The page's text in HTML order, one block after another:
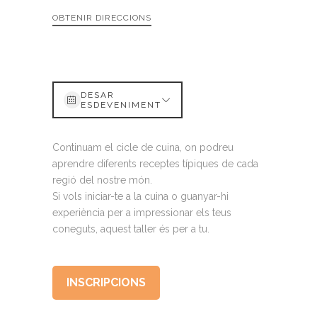
OBTENIR DIRECCIONS
DESAR
ESDEVENIMENT
Continuam el cicle de cuina, on podreu
aprendre diferents receptes típiques de cada
regió del nostre món.
Si vols iniciar-te a la cuina o guanyar-hi
experiència per a impressionar els teus
coneguts, aquest taller és per a tu.
INSCRIPCIONS